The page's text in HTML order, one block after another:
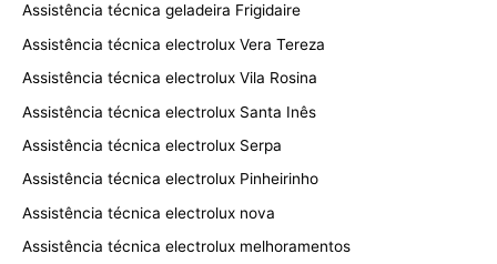
Assistência técnica geladeira Frigidaire
Assistência técnica electrolux Vera Tereza
Assistência técnica electrolux Vila Rosina
Assistência técnica electrolux Santa Inês
Assistência técnica electrolux Serpa
Assistência técnica electrolux Pinheirinho
Assistência técnica electrolux nova
Assistência técnica electrolux melhoramentos